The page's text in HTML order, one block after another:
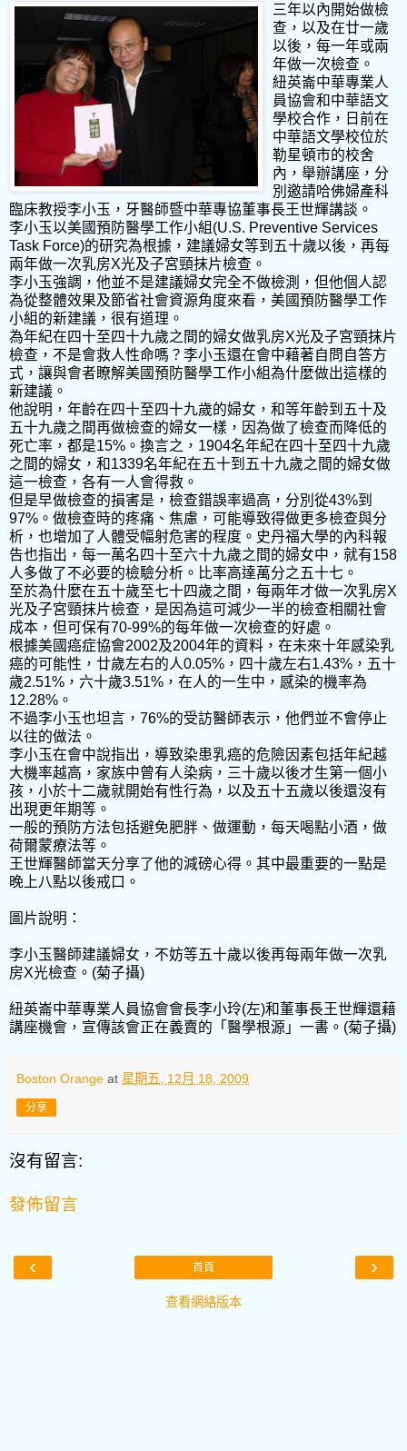
三年以內開始做檢
查，以及在廿一歲
以後，每一年或兩
年做一次檢查。
紐英崙中華專業人
員協會和中華語文
學校合作，日前在
中華語文學校位於
勒星頓市的校舍
內，舉辦講座，分
別邀請哈佛婦產科
臨床教授李小玉，牙醫師暨中華專協董事長王世輝講談。
李小玉以美國預防醫學工作小組(U.S. Preventive Services
Task Force)的研究為根據，建議婦女等到五十歲以後，再每
兩年做一次乳房X光及子宮頸抹片檢查。
李小玉強調，他並不是建議婦女完全不做檢測，但他個人認
為從整體效果及節省社會資源角度來看，美國預防醫學工作
小組的新建議，很有道理。
為年紀在四十至四十九歲之間的婦女做乳房X光及子宮頸抹片
檢查，不是會救人性命嗎？李小玉還在會中藉著自問自答方
式，讓與會者瞭解美國預防醫學工作小組為什麼做出這樣的
新建議。
他說明，年齡在四十至四十九歲的婦女，和等年齡到五十及
五十九歲之間再做檢查的婦女一樣，因為做了檢查而降低的
死亡率，都是15%。換言之，1904名年紀在四十至四十九歲
之間的婦女，和1339名年紀在五十到五十九歲之間的婦女做
這一檢查，各有一人會得救。
但是早做檢查的損害是，檢查錯誤率過高，分別從43%到
97%。做檢查時的疼痛、焦慮，可能導致得做更多檢查與分
析，也增加了人體受幅射危害的程度。史丹福大學的內科報
告也指出，每一萬名四十至六十九歲之間的婦女中，就有158
人多做了不必要的檢驗分析。比率高達萬分之五十七。
至於為什麼在五十歲至七十四歲之間，每兩年才做一次乳房X
光及子宮頸抹片檢查，是因為這可減少一半的檢查相關社會
成本，但可保有70-99%的每年做一次檢查的好處。
根據美國癌症協會2002及2004年的資料，在未來十年感染乳
癌的可能性，廿歲左右的人0.05%，四十歲左右1.43%，五十
歲2.51%，六十歲3.51%，在人的一生中，感染的機率為
12.28%。
不過李小玉也坦言，76%的受訪醫師表示，他們並不會停止
以往的做法。
李小玉在會中說指出，導致染患乳癌的危險因素包括年紀越
大機率越高，家族中曾有人染病，三十歲以後才生第一個小
孩，小於十二歲就開始有性行為，以及五十五歲以後還沒有
出現更年期等。
一般的預防方法包括避免肥胖、做運動，每天喝點小酒，做
荷爾蒙療法等。
王世輝醫師當天分享了他的減磅心得。其中最重要的一點是
晚上八點以後戒口。
圖片說明：
李小玉醫師建議婦女，不妨等五十歲以後再每兩年做一次乳
房X光檢查。(菊子攝)
紐英崙中華專業人員協會會長李小玲(左)和董事長王世輝還藉
講座機會，宣傳該會正在義賣的「醫學根源」一書。(菊子攝)
Boston Orange at 星期五, 12月 18, 2009
分享
沒有留言:
發佈留言
‹ ›
首頁
查看網絡版本